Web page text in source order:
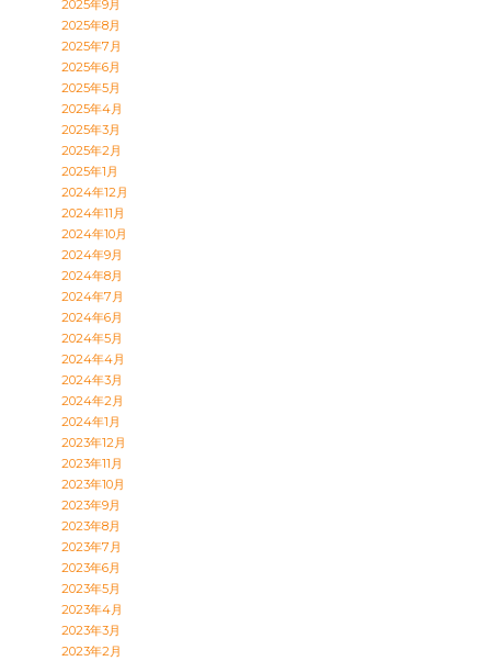
2025年9月
2025年8月
2025年7月
2025年6月
2025年5月
2025年4月
2025年3月
2025年2月
2025年1月
2024年12月
2024年11月
2024年10月
2024年9月
2024年8月
2024年7月
2024年6月
2024年5月
2024年4月
2024年3月
2024年2月
2024年1月
2023年12月
2023年11月
2023年10月
2023年9月
2023年8月
2023年7月
2023年6月
2023年5月
2023年4月
2023年3月
2023年2月